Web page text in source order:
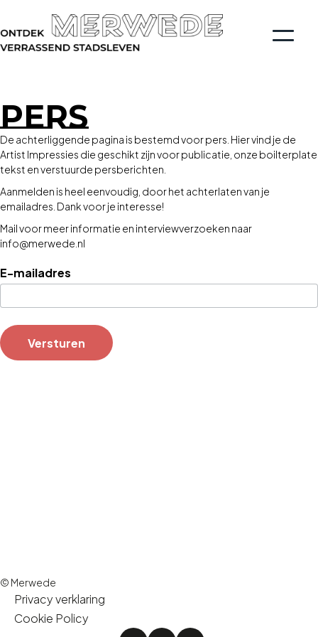
PERS
De achterliggende pagina is bestemd voor pers. Hier vind je de
Artist Impressies die geschikt zijn voor publicatie, onze boilterplate
tekst en verstuurde persberichten.
Aanmelden is heel eenvoudig, door het achterlaten van je
emailadres. Dank voor je interesse!
Mail voor meer informatie en interviewverzoeken naar
info@merwede.nl
E-mailadres
© Merwede
Privacy verklaring
Cookie Policy